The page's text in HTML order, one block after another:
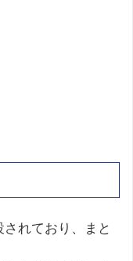
れており、まと